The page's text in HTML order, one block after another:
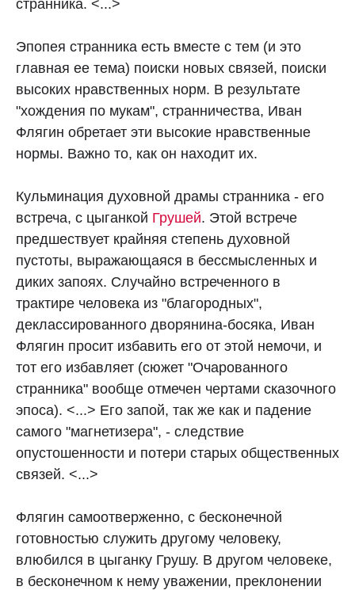
странника. <...>
Эпопея странника есть вместе с тем (и это
главная ее тема) поиски новых связей, поиски
высоких нравственных норм. В результате
"хождения по мукам", странничества, Иван
Флягин обретает эти высокие нравственные
нормы. Важно то, как он находит их.
Кульминация духовной драмы странника - его
встреча, с цыганкой Грушей. Этой встрече
предшествует крайняя степень духовной
пустоты, выражающаяся в бессмысленных и
диких запоях. Случайно встреченного в
трактире человека из "благородных",
деклассированного дворянина-босяка, Иван
Флягин просит избавить его от этой немочи, и
тот его избавляет (сюжет "Очарованного
странника" вообще отмечен чертами сказочного
эпоса). <...> Его запой, так же как и падение
самого "магнетизера", - следствие
опустошенности и потери старых общественных
связей. <...>
Флягин самоотверженно, с бесконечной
готовностью служить другому человеку,
влюбился в цыганку Грушу. В другом человеке,
в бесконечном к нему уважении, преклонении